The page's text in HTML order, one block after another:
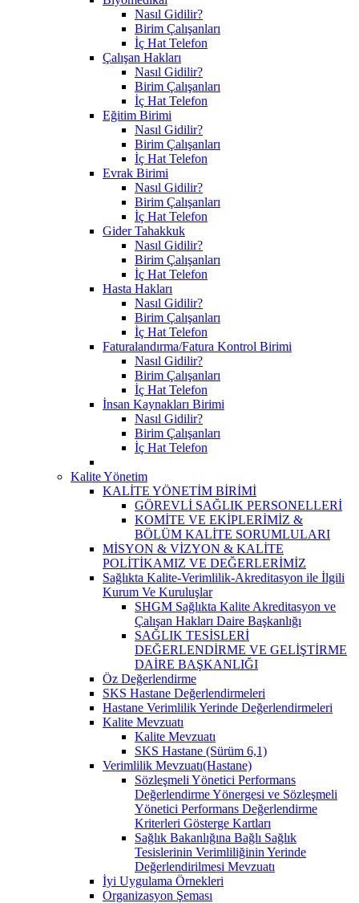
Nasıl Gidilir?
Birim Çalışanları
İç Hat Telefon
Çalışan Hakları
Nasıl Gidilir?
Birim Çalışanları
İç Hat Telefon
Eğitim Birimi
Nasıl Gidilir?
Birim Çalışanları
İç Hat Telefon
Evrak Birimi
Nasıl Gidilir?
Birim Çalışanları
İç Hat Telefon
Gider Tahakkuk
Nasıl Gidilir?
Birim Çalışanları
İç Hat Telefon
Hasta Hakları
Nasıl Gidilir?
Birim Çalışanları
İç Hat Telefon
Faturalandırma/Fatura Kontrol Birimi
Nasıl Gidilir?
Birim Çalışanları
İç Hat Telefon
İnsan Kaynakları Birimi
Nasıl Gidilir?
Birim Çalışanları
İç Hat Telefon
Kalite Yönetim
KALİTE YÖNETİM BİRİMİ
GÖREVLİ SAĞLIK PERSONELLERİ
KOMİTE VE EKİPLERİMİZ &
BÖLÜM KALİTE SORUMLULARI
MİSYON & VİZYON & KALİTE
POLİTİKAMIZ VE DEĞERLERİMİZ
Sağlıkta Kalite-Verimlilik-Akreditasyon ile İlgili
Kurum Ve Kuruluşlar
SHGM Sağlıkta Kalite Akreditasyon ve
Çalışan Hakları Daire Başkanlığı
SAĞLIK TESİSLERİ
DEĞERLENDİRME VE GELİŞTİRME
DAİRE BAŞKANLIĞI
Öz Değerlendirme
SKS Hastane Değerlendirmeleri
Hastane Verimlilik Yerinde Değerlendirmeleri
Kalite Mevzuatı
Kalite Mevzuatı
SKS Hastane (Sürüm 6,1)
Verimlilik Mevzuatı(Hastane)
Sözleşmeli Yönetici Performans
Değerlendirme Yönergesi ve Sözleşmeli
Yönetici Performans Değerlendirme
Kriterleri Gösterge Kartları
Sağlık Bakanlığına Bağlı Sağlık
Tesislerinin Verimliliğinin Yerinde
Değerlendirilmesi Mevzuatı
İyi Uygulama Örnekleri
Organizasyon Şeması